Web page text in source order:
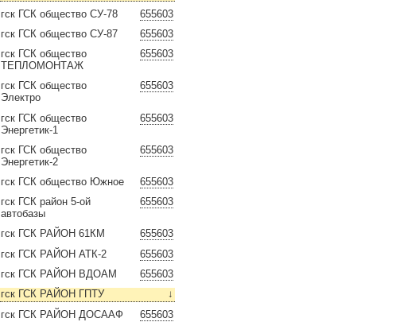
655603
гск ГСК общество СУ-78
655603
гск ГСК общество СУ-87
655603
гск ГСК общество
ТЕПЛОМОНТАЖ
655603
гск ГСК общество
Электро
655603
гск ГСК общество
Энергетик-1
655603
гск ГСК общество
Энергетик-2
655603
гск ГСК общество Южное
655603
гск ГСК район 5-ой
автобазы
655603
гск ГСК РАЙОН 61КМ
655603
гск ГСК РАЙОН АТК-2
655603
гск ГСК РАЙОН ВДОАМ
↓
гск ГСК РАЙОН ГПТУ
655603
гск ГСК РАЙОН ДОСААФ